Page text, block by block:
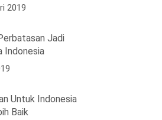
2019
Jadi
Indonesia
Untuk Indonesia
Baik